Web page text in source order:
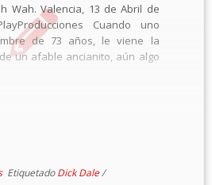
Wah. Valencia, 13 de Abril de
Cuando uno
de 73 años, le viene la
un afable ancianito, aún algo
EtiquetadoDick Dale/